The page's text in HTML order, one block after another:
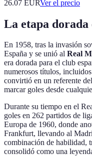
26.07 EURVer el precio
La etapa
En 1958, tras la invasión
España y se unió al Real
era dorada para el club
numerosos títulos,
convirtió en un referente
marcar goles desde
Durante su tiempo en el
goles en 262 partidos de
Europa de 1960, donde
Frankfurt, llevando al
combinación de habilidad,
consolidó como una